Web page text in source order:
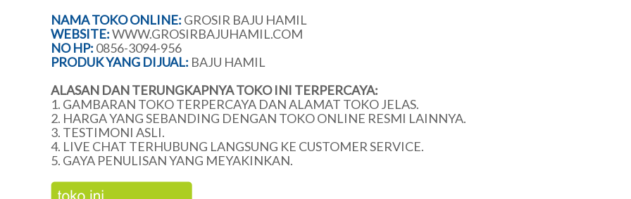
NAMA TOKO ONLINE: GROSIR BAJU HAMIL
WEBSITE:WWW.GROSIRBAJUHAMIL.COM
NO HP: 0856-3094-956
PRODUK YANG DIJUAL: BAJU HAMIL
ALASAN DAN TERUNGKAPNYA TOKO INI TERPERCAYA:
1. GAMBARAN TOKO TERPERCAYA DAN ALAMAT TOKO JELAS.
2. HARGA YANG SEBANDING DENGAN TOKO ONLINE RESMI LAINNYA.
3. TESTIMONI ASLI.
4. LIVE CHAT TERHUBUNG LANGSUNG KE CUSTOMER SERVICE.
5. GAYA PENULISAN YANG MEYAKINKAN.